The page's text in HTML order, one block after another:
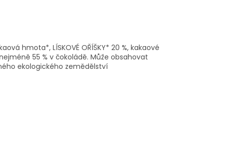
hmota*, LÍSKOVÉ OŘÍŠKY* 20 %, kakaové
55 % v čokoládě. Může obsahovat
ekologického zemědělství